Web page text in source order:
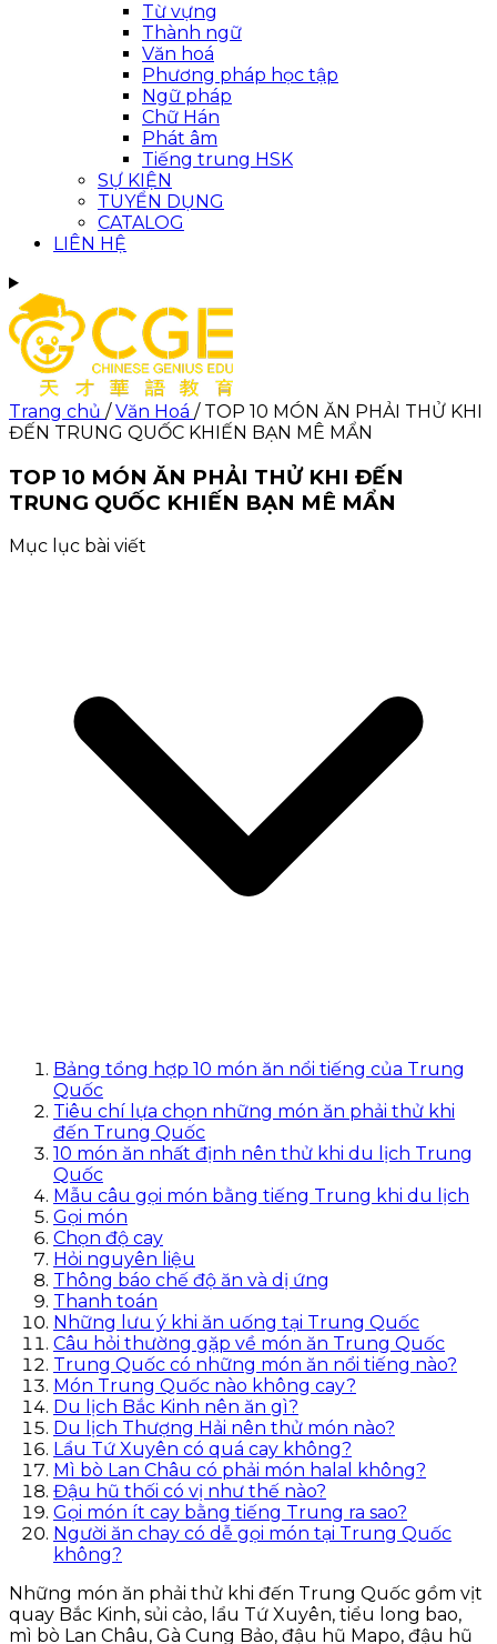
Từ vựng
Thành ngữ
Văn hoá
Phương pháp học tập
Ngữ pháp
Chữ Hán
Phát âm
Tiếng trung HSK
SỰ KIỆN
TUYỂN DỤNG
CATALOG
LIÊN HỆ
Trang chủ / Văn Hoá / TOP 10 MÓN ĂN PHẢI THỬ KHI
ĐẾN TRUNG QUỐC KHIẾN BẠN MÊ MẨN
TOP 10 MÓN ĂN PHẢI THỬ KHI ĐẾN
TRUNG QUỐC KHIẾN BẠN MÊ MẨN
Mục lục bài viết
Bảng tổng hợp 10 món ăn nổi tiếng của Trung
Quốc
Tiêu chí lựa chọn những món ăn phải thử khi
đến Trung Quốc
10 món ăn nhất định nên thử khi du lịch Trung
Quốc
Mẫu câu gọi món bằng tiếng Trung khi du lịch
Gọi món
Chọn độ cay
Hỏi nguyên liệu
Thông báo chế độ ăn và dị ứng
Thanh toán
Những lưu ý khi ăn uống tại Trung Quốc
Câu hỏi thường gặp về món ăn Trung Quốc
Trung Quốc có những món ăn nổi tiếng nào?
Món Trung Quốc nào không cay?
Du lịch Bắc Kinh nên ăn gì?
Du lịch Thượng Hải nên thử món nào?
Lẩu Tứ Xuyên có quá cay không?
Mì bò Lan Châu có phải món halal không?
Đậu hũ thối có vị như thế nào?
Gọi món ít cay bằng tiếng Trung ra sao?
Người ăn chay có dễ gọi món tại Trung Quốc
không?
Những món ăn phải thử khi đến Trung Quốc gồm vịt
quay Bắc Kinh, sủi cảo, lẩu Tứ Xuyên, tiểu long bao,
mì bò Lan Châu, Gà Cung Bảo, đậu hũ Mapo, đậu hũ